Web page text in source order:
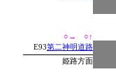
○→ ○↑
E93第二神明道路
姫路方面